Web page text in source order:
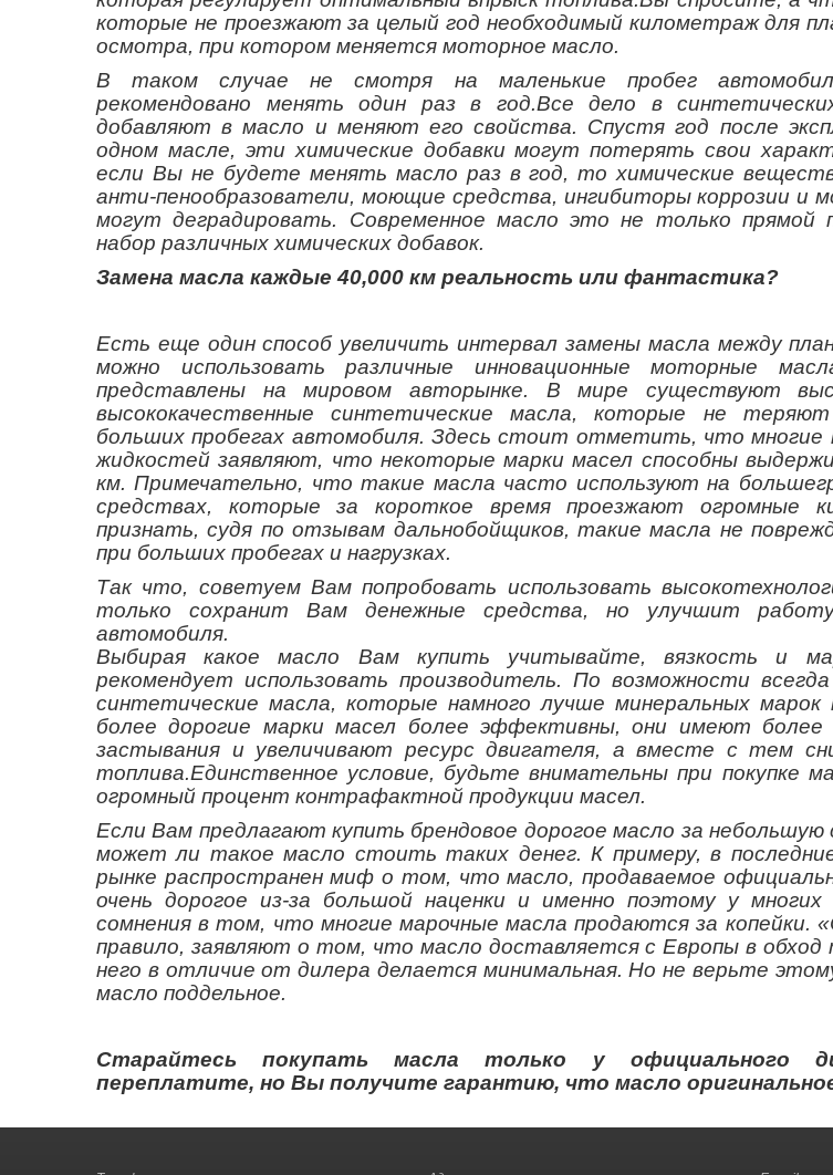
которые не проезжают за целый год необходимый километраж для
осмотра, при котором меняется моторное масло.
В таком случае не смотря на маленькие пробег
рекомендовано менять один раз в год.Все дело в
добавляют в масло и меняют его свойства. Спустя год после
одном масле, эти химические добавки могут потерять свои
если Вы не будете менять масло раз в год, то химические
анти-пенообразователи, моющие средства, ингибиторы коррозии и
могут деградировать. Современное масло это не только
набор различных химических добавок.
Замена масла каждые 40,000 км реальность или фантастика?
Есть еще один способ увеличить интервал замены масла между
можно использовать различные инновационные моторные
представлены на мировом авторынке. В мире существуют
высококачественные синтетические масла, которые не
больших пробегах автомобиля. Здесь стоит отметить, что многие
жидкостей заявляют, что некоторые марки масел способны
км. Примечательно, что такие масла часто используют на
средствах, которые за короткое время проезжают огромные
признать, судя по отзывам дальнобойщиков, такие масла не
при больших пробегах и нагрузках.
Так что, советуем Вам попробовать использовать
только сохранит Вам денежные средства, но улучшит
автомобиля.
Выбирая какое масло Вам купить учитывайте, вязкость и
рекомендует использовать производитель. По возможности
синтетические масла, которые намного лучше минеральных
более дорогие марки масел более эффективны, они имеют более
застывания и увеличивают ресурс двигателя, а вместе с тем
топлива.Единственное условие, будьте внимательны при покупке
огромный процент контрафактной продукции масел.
Если Вам предлагают купить брендовое дорогое масло за
может ли такое масло стоить таких денег. К примеру, в
рынке распространен миф о том, что масло, продаваемое
очень дорогое из-за большой наценки и именно поэтому у
сомнения в том, что многие марочные масла продаются за копейки.
правило, заявляют о том, что масло доставляется с Европы в обход
него в отличие от дилера делается минимальная. Но не верьте
масло поддельное.
Старайтесь покупать масла только у официального
переплатите, но Вы получите гарантию, что масло